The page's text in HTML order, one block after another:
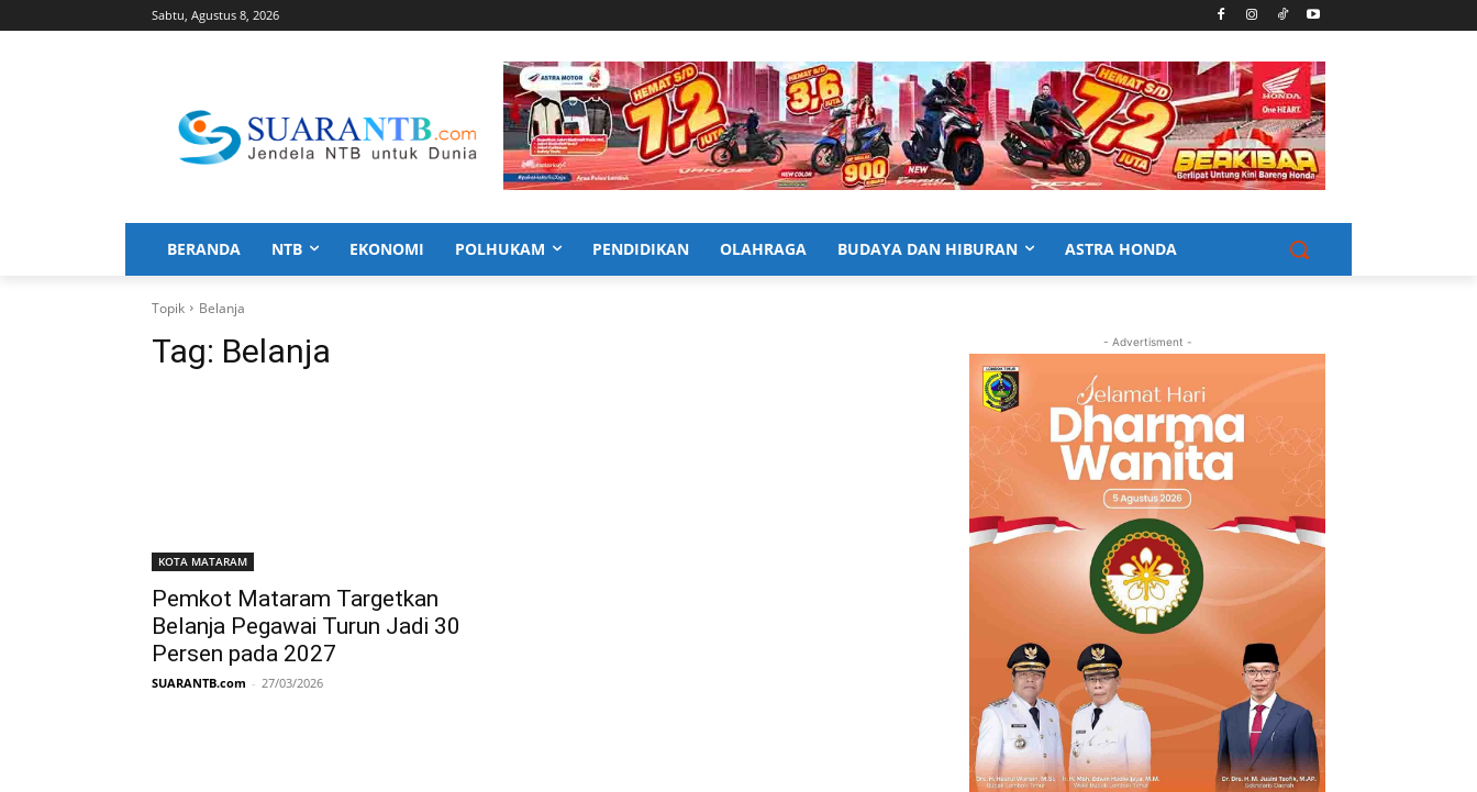
Sabtu, Agustus 8, 2026
BERANDA NTB EKONOMI POLHUKAM PENDIDIKAN OLAHRAGA BUDAYA DAN HIBURAN ASTRA HONDA
Topik Belanja
Tag: Belanja
KOTA MATARAM
Pemkot Mataram Targetkan
Belanja Pegawai Turun Jadi 30
Persen pada 2027
SUARANTB.com - 27/03/2026
- Advertisment -